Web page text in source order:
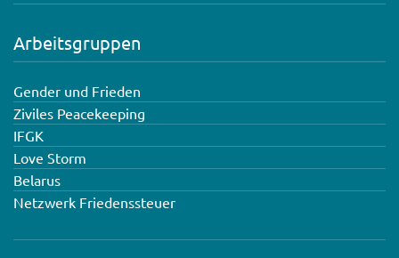
Arbeitsgruppen
Gender und Frieden
Ziviles Peacekeeping
IFGK
Love Storm
Belarus
Netzwerk Friedenssteuer